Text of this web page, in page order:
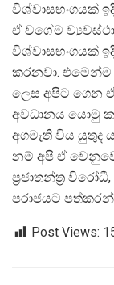
විශ්වාසභංගයක්
ඒ වගේම
විශ්වාසභංගයක්
කරනවා.
ලෙස අපිට ගෙන
අවධානය යොමු
අගමැති විය
නම් අපි ඒ
ප‍්‍රජාතන්ත‍්‍ර
පරාජයට
Post Views: